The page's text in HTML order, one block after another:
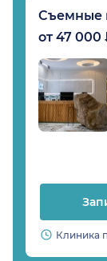
Съемные
от 47 000
Клиника